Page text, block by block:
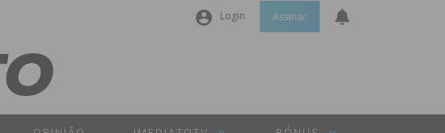
Login
Senha
Assinar